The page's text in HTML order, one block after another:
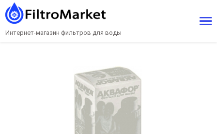
Интернет-магазин фильтров для воды